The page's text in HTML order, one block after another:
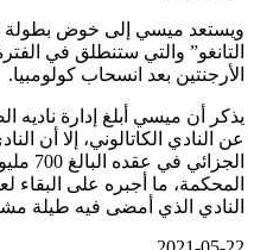
ويستعد ميسي إلى خوض بطولة
الأرجنتين بعد انسحاب كولومبيا.
يذكر أن ميسي أبلغ إدارة
عن النادي الكاتالوني، إلا أن
المحكمة، ما أجبره على البقاء
النادي الذي أمضى فيه طيلة